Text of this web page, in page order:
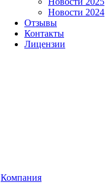
Новости 2024
Отзывы
Контакты
Лицензии
Компания